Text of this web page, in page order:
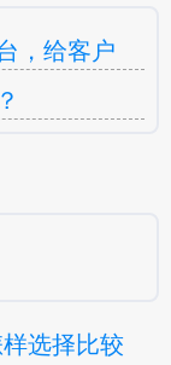
，给客户
选择比较